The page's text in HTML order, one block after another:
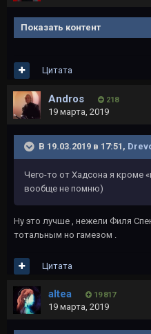
Показать контент
Цитата
Andros 218
19 марта, 2019
В 19.03.2019 в 17:51,
Чего-то от Хадсона я кроме
вообще не помню)
Ну это лучше , нежели Филя
тотальным но гамезом .
Цитата
altea 19 817
19 марта, 2019